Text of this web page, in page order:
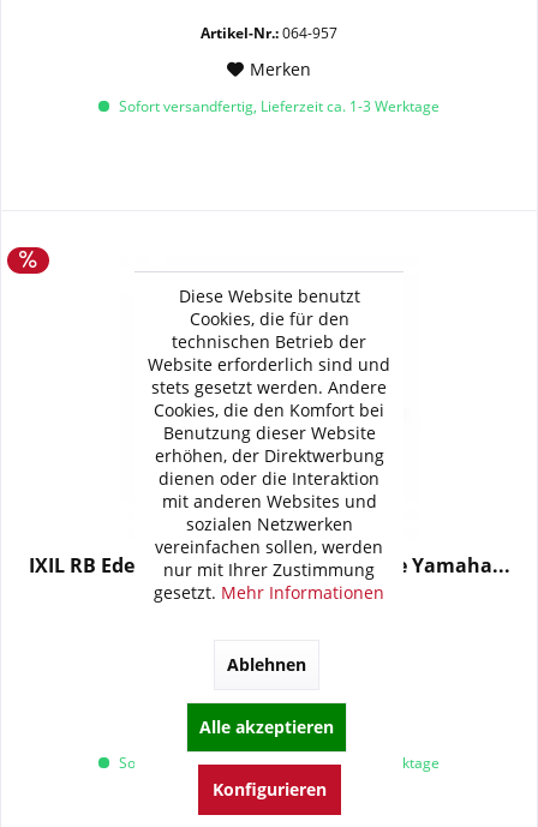
Artikel-Nr.:064-957
Merken
Sofort versandfertig, Lieferzeit ca. 1-3 Werktage
IXIL RB Edelstahl black-Komplettanlage Yamaha...
Merken
Sofort versandfertig, Lieferzeit ca. 1-3 Werktage
Diese Website benutzt
Cookies, die für den
technischen Betrieb der
Website erforderlich sind und
stets gesetzt werden. Andere
Cookies, die den Komfort bei
Benutzung dieser Website
erhöhen, der Direktwerbung
dienen oder die Interaktion
mit anderen Websites und
sozialen Netzwerken
vereinfachen sollen, werden
nur mit Ihrer Zustimmung
gesetzt. Mehr Informationen
Ablehnen
Alle akzeptieren
Konfigurieren